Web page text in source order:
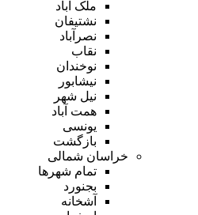
ملک آباد
نشتیفان
نصرآباد
نقاب
نوخندان
نیشابور
نیل شهر
همت آباد
یونسی
بازگشت
خراسان شمالی
تمام شهر‌ها
بجنورد
آشخانه